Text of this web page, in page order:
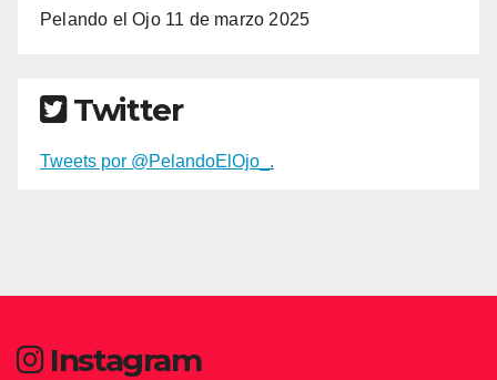
Pelando el Ojo 11 de marzo 2025
Twitter
Tweets por @PelandoElOjo_.
Instagram